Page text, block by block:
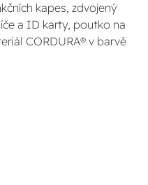
kapes, zdvojený
a ID karty, poutko na
CORDURA® v barvě